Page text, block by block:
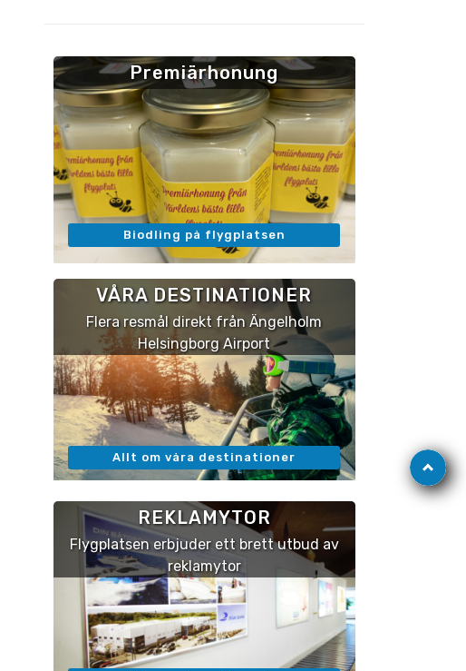
Gå
till
toppen
Premiärhonung
Biodling på flygplatsen
VÅRA DESTINATIONER
Flera resmål direkt från Ängelholm
Helsingborg Airport
Allt om våra destinationer
REKLAMYTOR
Flygplatsen erbjuder ett brett utbud av
reklamytor